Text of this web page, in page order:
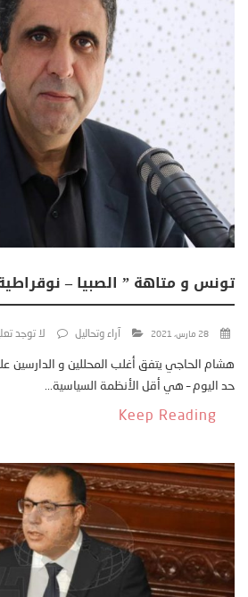
تونس و متاهة ” الصبيا –
28 مارس، 2021 آراء وتحاليل لا توجد
هشام الحاجي يتفق أغلب المحللين و الدارسين
حد اليوم – هي أقل الأنظمة السياسية...
Keep Reading